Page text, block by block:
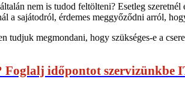
nem is tudod feltölteni? Esetleg
a sajátodról, érdemes meggyőződni arról,
tudjuk megmondani, hogy szükséges-e a
Foglalj időpontot szervizünkbe